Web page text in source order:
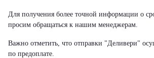
Для получения более точной информации о
просим обращаться к нашим менеджерам.
Важно отметить, что отправки "Деливери"
по предоплате.